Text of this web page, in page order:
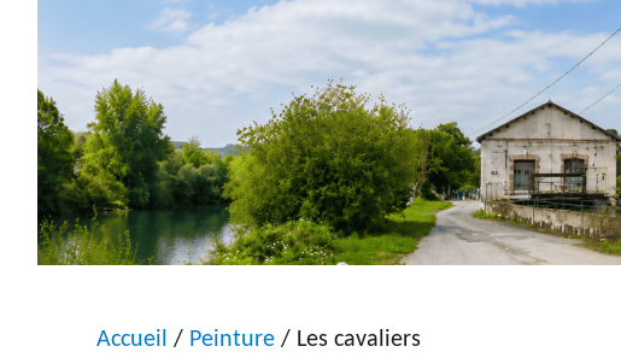
Accueil / Peinture / Les cavaliers